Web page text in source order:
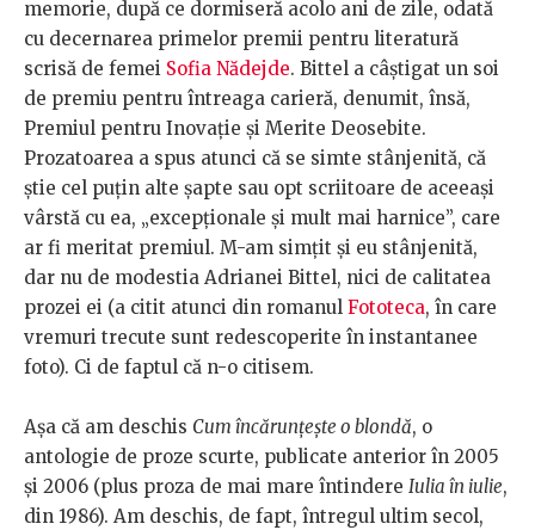
memorie, după ce dormiseră acolo ani de zile, odată
cu decernarea primelor premii pentru literatură
scrisă de femei Sofia Nădejde. Bittel a câștigat un soi
de premiu pentru întreaga carieră, denumit, însă,
Premiul pentru Inovație și Merite Deosebite.
Prozatoarea a spus atunci că se simte stânjenită, că
știe cel puțin alte șapte sau opt scriitoare de aceeași
vârstă cu ea, „excepționale și mult mai harnice”, care
ar fi meritat premiul. M-am simțit și eu stânjenită,
dar nu de modestia Adrianei Bittel, nici de calitatea
prozei ei (a citit atunci din romanul Fototeca, în care
vremuri trecute sunt redescoperite în instantanee
foto). Ci de faptul că n-o citisem.
Așa că am deschis Cum încărunțește o blondă, o
antologie de proze scurte, publicate anterior în 2005
și 2006 (plus proza de mai mare întindere Iulia în iulie,
din 1986). Am deschis, de fapt, întregul ultim secol,